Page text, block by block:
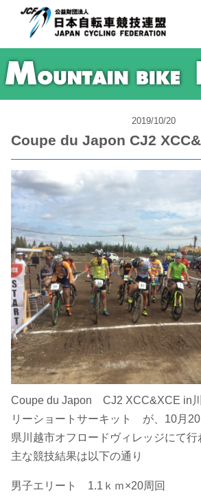
2019/10/20
Coupe du Japon CJ2
Coupe du Japon CJ2 XCC&XCE in
リーショートサーキット が、10月
県川越市オフロードヴィレッジにて行
主な競技結果は以下の通り
男子エリート 1.1ｋｍ×20周回